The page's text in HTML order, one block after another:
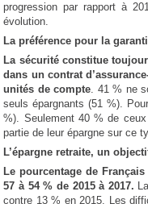
progression par rapport à
évolution.
La préférence pour la
La sécurité constitue
dans un contrat
unités de compte. 41 % ne
seuls épargnants (51 %).
%). Seulement 40 % de
partie de leur épargne sur ce
L’épargne retraite, un
Le pourcentage de
57 à 54 % de 2015 à 2017.
contre 13 % en 2015. Les